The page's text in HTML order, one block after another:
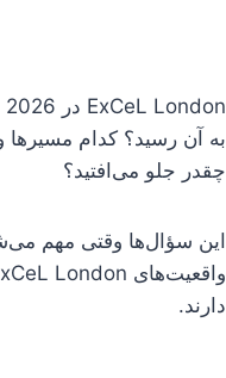
به آن رسید؟ کدام مسیرها
چقدر جلو می‌افتید؟
این سؤال‌ها وقتی مهم
دارند.